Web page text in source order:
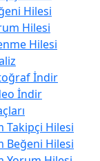
Hilesi
Hilesi
Hilesi
İndir
İndir
Takipçi Hilesi
Beğeni Hilesi